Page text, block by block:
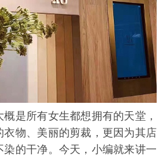
是所有女生都想拥有的天堂，
衣物、美丽的剪裁，更因为其店
染的干净。今天，小编就来讲一